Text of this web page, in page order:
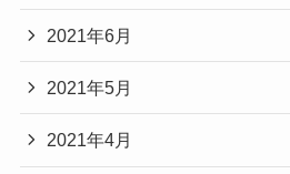
2021年6月
2021年5月
2021年4月